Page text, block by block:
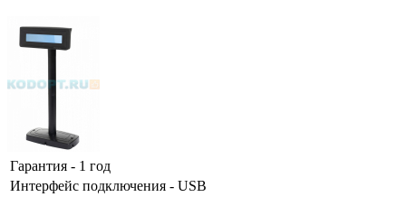
Гарантия - 1 год
Интерфейс подключения - USB